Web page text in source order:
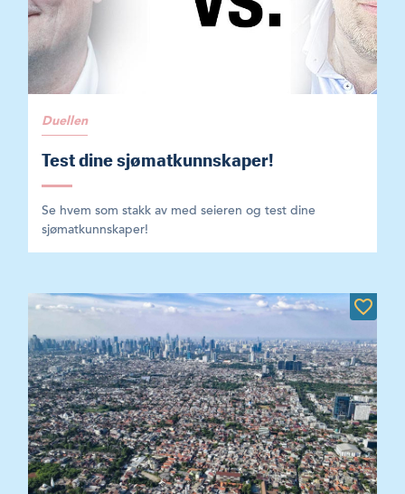
Duellen
Test dine sjømatkunnskaper!
Se hvem som stakk av med seieren og test dine
sjømatkunnskaper!